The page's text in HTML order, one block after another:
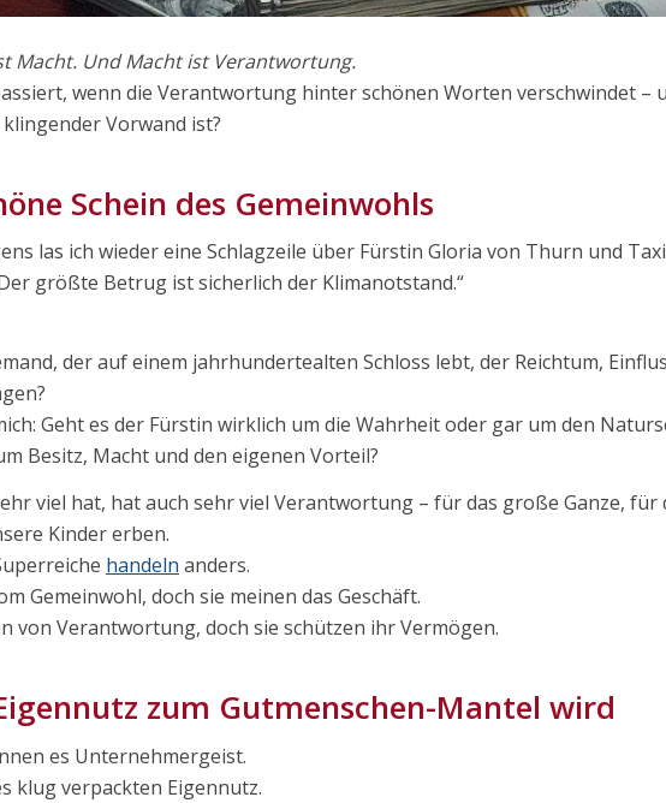
Macht. Und Macht ist Verantwortung.
wenn die Verantwortung hinter schönen Worten verschwindet –
Vorwand ist?
Schein des Gemeinwohls
las ich wieder eine Schlagzeile über Fürstin Gloria von Thurn und
größte Betrug ist sicherlich der Klimanotstand.“
der auf einem jahrhundertealten Schloss lebt, der Reichtum,
Geht es der Fürstin wirklich um die Wahrheit oder gar um den
Besitz, Macht und den eigenen Vorteil?
viel hat, hat auch sehr viel Verantwortung – für das große Ganze, für
Kinder erben.
handeln anders.
Gemeinwohl, doch sie meinen das Geschäft.
von Verantwortung, doch sie schützen ihr Vermögen.
zum Gutmenschen-Mantel wird
es Unternehmergeist.
klug verpackten Eigennutz.